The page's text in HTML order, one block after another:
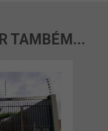
TAMBÉM...